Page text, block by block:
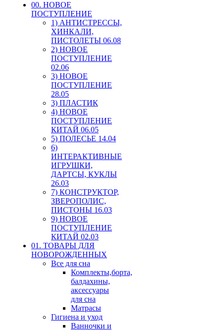
00. HОВОЕ
ПОСТУПЛЕНИЕ
1) АНТИСТРЕССЫ,
ХИНКАЛИ,
ПИСТОЛЕТЫ 06.08
2) НОВОЕ
ПОСТУПЛЕНИЕ
02.06
3) НОВОЕ
ПОСТУПЛЕНИЕ
28.05
3) ПЛАСТИК
4) НОВОЕ
ПОСТУПЛЕНИЕ
КИТАЙ 06.05
5) ПОЛЕСЬЕ 14.04
6)
ИНТЕРАКТИВНЫЕ
ИГРУШКИ,
ДАРТСЫ, КУКЛЫ
26.03
7) КОНСТРУКТОР,
ЗВЕРОПОЛИС,
ПИСТОНЫ 16.03
9) НОВОЕ
ПОСТУПЛЕНИЕ
КИТАЙ 02.03
01. ТОВАРЫ ДЛЯ
НОВОРОЖДЕННЫХ
Все для сна
Комплекты,борта,
балдахины,
аксессуары
для сна
Матрасы
Гигиена и уход
Ванночки и